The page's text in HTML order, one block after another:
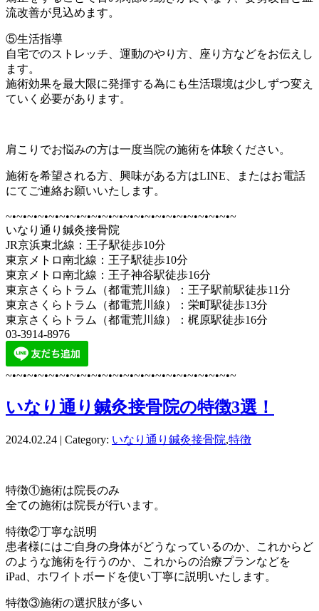
流改善が見込めます。
⑤生活指導
自宅でのストレッチ、運動のやり方、座り方などをお伝えし
ます。
施術効果を最大限に発揮する為にも生活環境は少しずつ変え
ていく必要があります。
肩こりでお悩みの方は一度当院の施術を体験ください。
施術を希望される方、興味がある方はLINE、またはお電話
にてご連絡お願いいたします。
~•~•~•~•~•~•~•~•~•~•~•~•~•~•~•~•~•~•~•~•~•~
いなり通り鍼灸接骨院
JR京浜東北線：王子駅徒歩10分
東京メトロ南北線：王子駅徒歩10分
東京メトロ南北線：王子神谷駅徒歩16分
東京さくらトラム（都電荒川線）：王子駅前駅徒歩11分
東京さくらトラム（都電荒川線）：栄町駅徒歩13分
東京さくらトラム（都電荒川線）：梶原駅徒歩16分
03-3914-8976
~•~•~•~•~•~•~•~•~•~•~•~•~•~•~•~•~•~•~•~•~•~
いなり通り鍼灸接骨院の特徴3選！
2024.02.24 | Category: いなり通り鍼灸接骨院,特徴
特徴①施術は院長のみ
全ての施術は院長が行います。
特徴②丁寧な説明
患者様にはご自身の身体がどうなっているのか、これからど
のような施術を行うのか、これからの治療プランなどを
iPad、ホワイトボードを使い丁寧に説明いたします。
特徴③施術の選択肢が多い